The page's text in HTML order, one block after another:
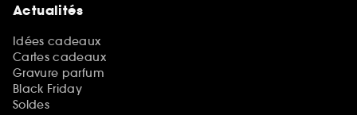
Actualités
Idées cadeaux
Cartes cadeaux
Gravure parfum
Black Friday
Soldes